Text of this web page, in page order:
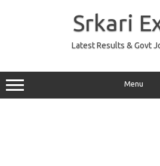
Srkari
Latest Results & Govt
Menu